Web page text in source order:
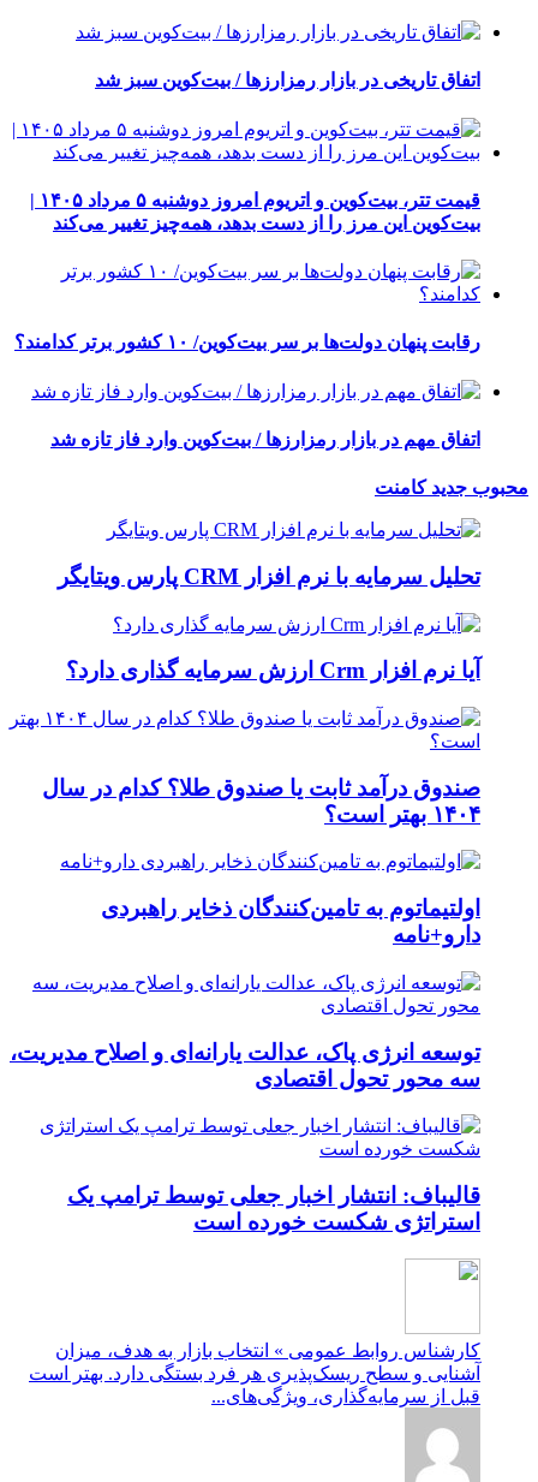
اتفاق تاریخی در بازار رمزارزها / بیت‌کوین سبز شد
قیمت تتر، بیت‌کوین و اتریوم امروز دوشنبه ۵ مرداد ۱۴۰۵ |
بیت‌کوین این مرز را از دست بدهد، همه‌چیز تغییر می‌کند
رقابت پنهان دولت‌ها بر سر بیت‌کوین/ ۱۰ کشور برتر کدامند؟
اتفاق مهم در بازار رمزارزها / بیت‌کوین وارد فاز تازه شد
محبوب جدیدکامنت
تحلیل سرمایه با نرم افزار CRM پارس ویتایگر
آیا نرم افزار Crm ارزش سرمایه گذاری دارد؟
صندوق درآمد ثابت یا صندوق طلا؟ کدام در سال
۱۴۰۴ بهتر است؟
اولتیماتوم به تامین‌کنندگان ذخایر راهبردی
دارو+نامه
توسعه انرژی پاک، عدالت یارانه‌ای و اصلاح مدیریت،
سه محور تحول اقتصادی
قالیباف: انتشار اخبار جعلی توسط ترامپ یک
استراتژی شکست خورده است
کارشناس روابط عمومی » انتخاب بازار به هدف، میزان
آشنایی و سطح ریسک‌پذیری هر فرد بستگی دارد. بهتر است
قبل از سرمایه‌گذاری، ویژگی‌های...